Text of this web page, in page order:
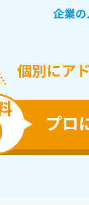
企業
個別にア
プロ